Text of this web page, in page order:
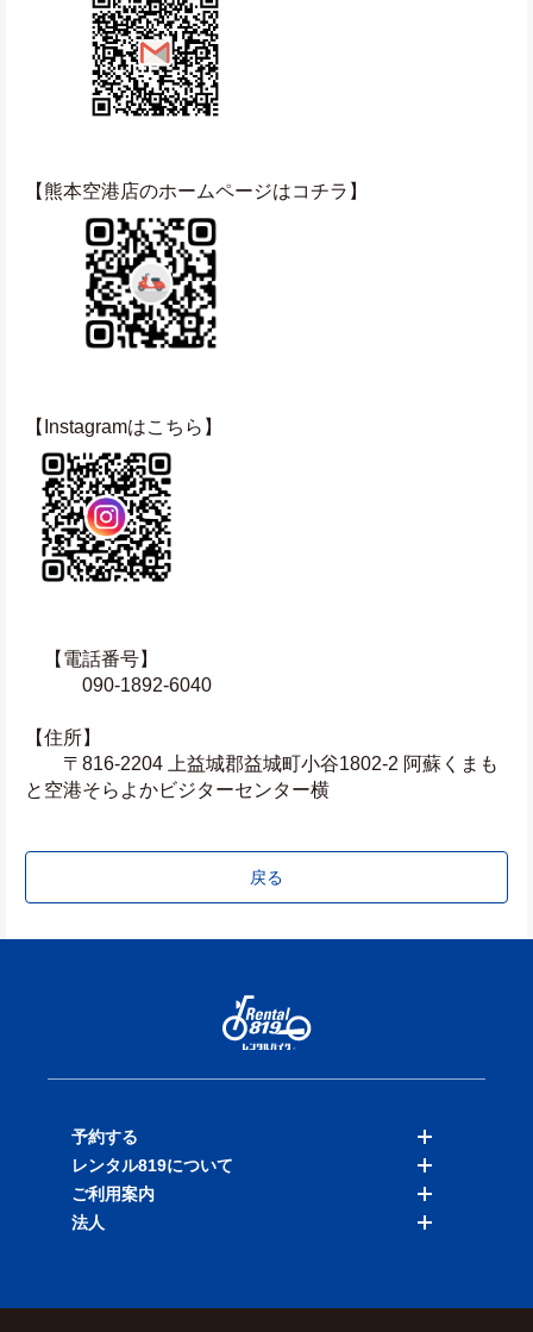
【熊本空港店のホームページはコチラ】
【Instagramはこちら】
【電話番号】
090-1892-6040
【住所】
〒816-2204 上益城郡益城町小谷1802-2 阿蘇くまも
と空港そらよかビジターセンター横
戻る
予約する
バイクを探す
店舗を探す
レンタル819について
料金表
ご利用案内
法人